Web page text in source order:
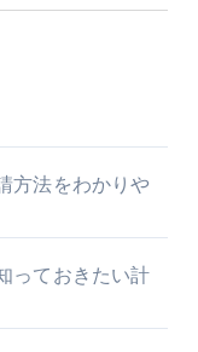
方法をわかりや
っておきたい計